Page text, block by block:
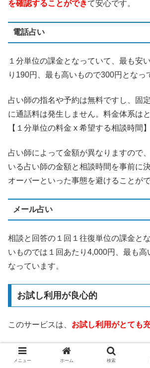
を確認することができて安心です。
電話占い
１分単位の課金となっていて、最も安
り190円、最も高いもので300円となっ
占い師の指名や予約は無料ですし、固
に通話料は発生しません。料金体系は
【１分単位の料金 x 希望する相談時間
占い師によって金額が異なりますので
いる占い師の金額と相談時間を事前に
オーバーといった事態を避けることがで
メール占い
相談と回答の１回１往復単位の課金と
いものでは１回あたり4,000円、最も高
なっています。
お試し利用が良心的
このサービスは、 お試し利用がとても
3,000円分の無料相談ポイント
メニュー ホーム 検索